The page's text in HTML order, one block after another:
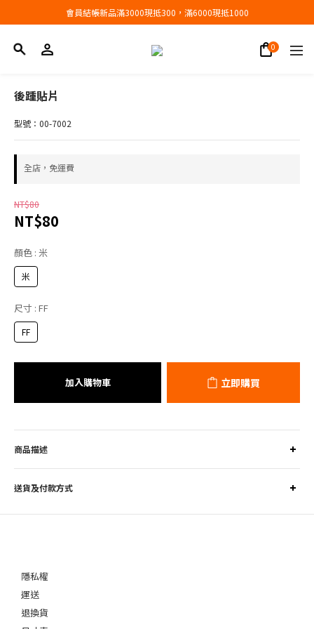
會員結帳新品滿3000現抵300，滿6000現抵1000
會員結帳新品滿3000現抵300，滿6000現抵1000
後踵貼片
型號：00-7002
全店，免運費
NT$80
NT$80
顏色 : 米
米
尺寸 : FF
FF
加入購物車 立即購買
商品描述
送貨及付款方式
隱私權
運送
退換貨